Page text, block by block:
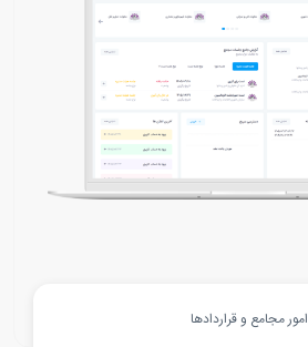
امور مجامع و قراردادها